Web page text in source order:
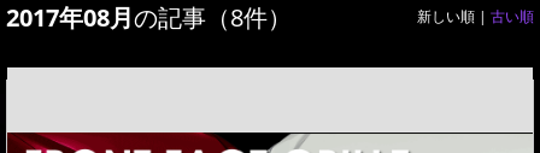
2017年08月の記事（8件） 新しい順 | 古い順